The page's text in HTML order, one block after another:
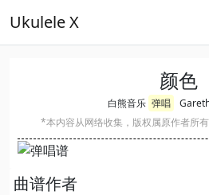
Ukulele X
颜色
白熊音乐 弹唱
*本内容从网络收集，版权属原作者所有
曲谱作者